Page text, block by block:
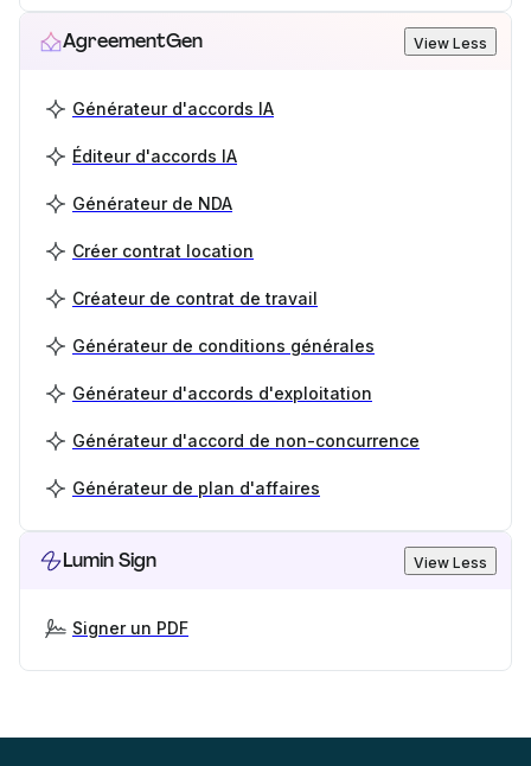
AgreementGen View Less
Générateur d'accords IA
Éditeur d'accords IA
Générateur de NDA
Créer contrat location
Créateur de contrat de travail
Générateur de conditions générales
Générateur d'accords d'exploitation
Générateur d'accord de non-concurrence
Générateur de plan d'affaires
Lumin Sign View Less
Signer un PDF